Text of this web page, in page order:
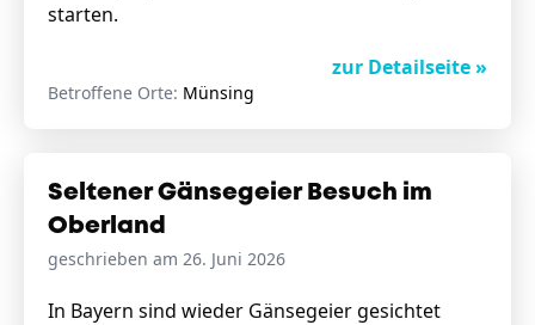
starten.
zur Detailseite »
Betroffene Orte: Münsing
Seltener Gänsegeier Besuch im
Oberland
geschrieben am 26. Juni 2026
In Bayern sind wieder Gänsegeier gesichtet